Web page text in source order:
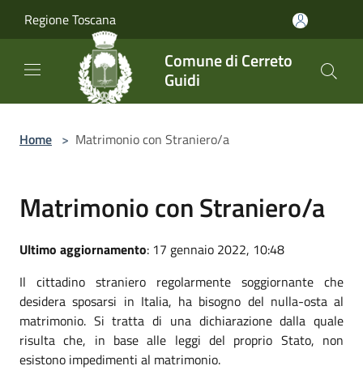
Regione Toscana
Comune di Cerreto
Guidi
Home > Matrimonio con Straniero/a
Matrimonio con Straniero/a
Ultimo aggiornamento: 17 gennaio 2022, 10:48
Il cittadino straniero regolarmente soggiornante che
desidera sposarsi in Italia, ha bisogno del nulla-osta al
matrimonio. Si tratta di una dichiarazione dalla quale
risulta che, in base alle leggi del proprio Stato, non
esistono impedimenti al matrimonio.